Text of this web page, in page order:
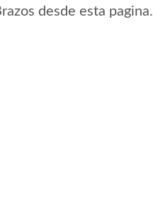
desde esta pagina.